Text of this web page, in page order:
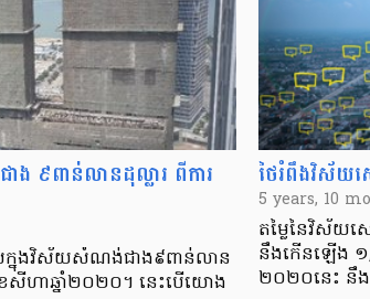
ង ៩ពាន់លានដុល្លារ ពីការ
ក្នុងវិស័យសំណង់ជាង៩ពាន់លាន
សីហាឆ្នាំ២០២០។ នេះបើយោង
ថៃរំពឹងវិស័យស
5 years, 10
តម្លៃនៃវិស័យស
នឹងកើនឡើង ១,
២០២០នេះ នឹង